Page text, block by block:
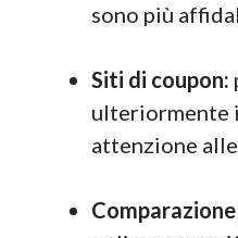
sono più
Siti di coupon:
ulteriormente
attenzione